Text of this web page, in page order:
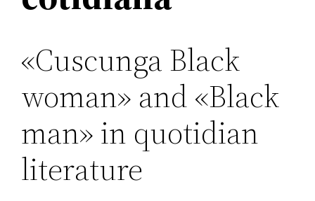
«Cuscunga Black
woman» and «Black
man» in quotidian
literature